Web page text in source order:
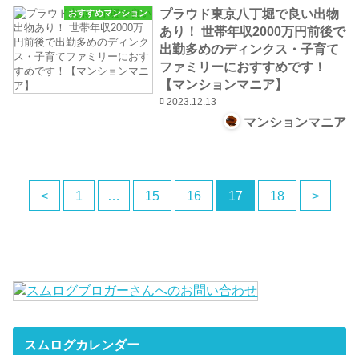
おすすめマンション
プラウド東京八丁堀で良い出物
あり！ 世帯年収2000万円前後で
出勤多めのディンクス・子育て
ファミリーにおすすめです！
【マンションマニア】
2023.12.13
マンションマニア
< 1 … 15 16 17 18 >
スムログカレンダー